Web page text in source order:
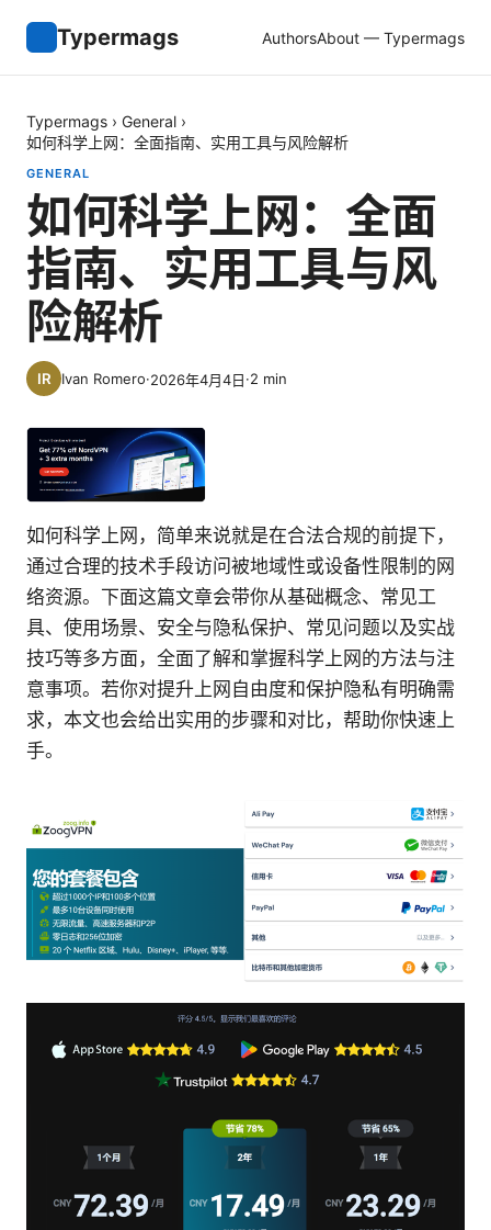
Typermags AuthorsAbout — Typermags
Typermags › General ›
如何科学上网：全面指南、实用工具与风险解析
GENERAL
如何科学上网：全面
指南、实用工具与风
险解析
Ivan Romero·2026年4月4日·2 min
如何科学上网，简单来说就是在合法合规的前提下，
通过合理的技术手段访问被地域性或设备性限制的网
络资源。下面这篇文章会带你从基础概念、常见工
具、使用场景、安全与隐私保护、常见问题以及实战
技巧等多方面，全面了解和掌握科学上网的方法与注
意事项。若你对提升上网自由度和保护隐私有明确需
求，本文也会给出实用的步骤和对比，帮助你快速上
手。